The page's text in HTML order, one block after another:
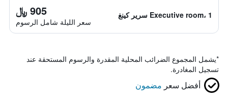
Executive room، 1 سرير كينغ 905 ﷼
سعر الليلة شامل الرسوم
*يشمل المجموع الضرائب المحلية المقدرة والرسوم المستحقة عند
تسجيل المغادرة.
أفضل سعر مضمون